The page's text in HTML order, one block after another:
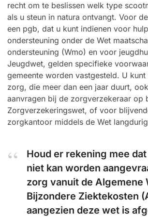
recht om te beslissen welk type
als u steun in natura ontvangt. Voor
een pgb, dat u kunt indienen voor
ondersteuning onder de Wet
ondersteuning (Wmo) en voor
Jeugdwet, gelden specifieke
gemeente worden vastgesteld. U
zorg, die meer dan een jaar duurt,
aanvragen bij de zorgverzekeraar op
Zorgverzekeringswet, of voor
zorgkantoor middels de Wet
Houd er rekening mee
niet kan worden
zorg vanuit de Algemene
Bijzondere Ziektekosten
aangezien deze wet is